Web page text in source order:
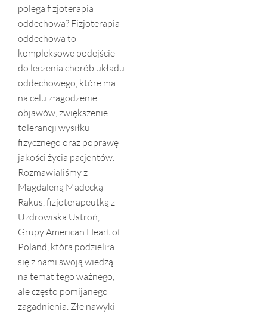
polega fizjoterapia
oddechowa? Fizjoterapia
oddechowa to
kompleksowe podejście
do leczenia chorób układu
oddechowego, które ma
na celu złagodzenie
objawów, zwiększenie
tolerancji wysiłku
fizycznego oraz poprawę
jakości życia pacjentów.
Rozmawialiśmy z
Magdaleną Madecką-
Rakus, fizjoterapeutką z
Uzdrowiska Ustroń,
Grupy American Heart of
Poland, która podzieliła
się z nami swoją wiedzą
na temat tego ważnego,
ale często pomijanego
zagadnienia. Złe nawyki